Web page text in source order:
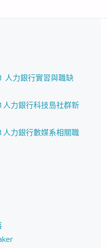
人力銀行實習與職缺
力銀行科技島社群新
力銀行數媒系相關職